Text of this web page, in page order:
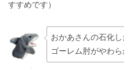
すすめです）
おかあさんの石化し
ゴーレム肘がやわら